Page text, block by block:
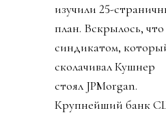
изучили 25-
план. Вскрылось, что
синдикатом,
сколачивал Кушнер
стоял JPMorgan.
Крупнейший банк